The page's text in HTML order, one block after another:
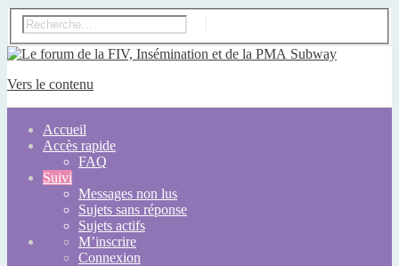
Subway
Vers le contenu
Accueil
Accès rapide
FAQ
Suivi
Messages non lus
Sujets sans réponse
Sujets actifs
M’inscrire
Connexion